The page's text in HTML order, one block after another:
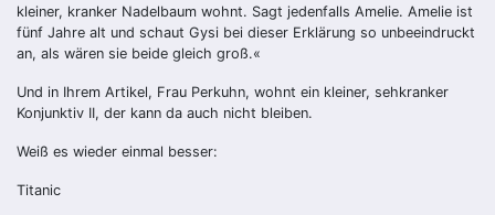
kleiner, kranker Nadelbaum wohnt. Sagt jedenfalls Amelie. Amelie ist
fünf Jahre alt und schaut Gysi bei dieser Erklärung so unbeeindruckt
an, als wären sie beide gleich groß.«
Und in Ihrem Artikel, Frau Perkuhn, wohnt ein kleiner, sehkranker
Konjunktiv II, der kann da auch nicht bleiben.
Weiß es wieder einmal besser:
Titanic